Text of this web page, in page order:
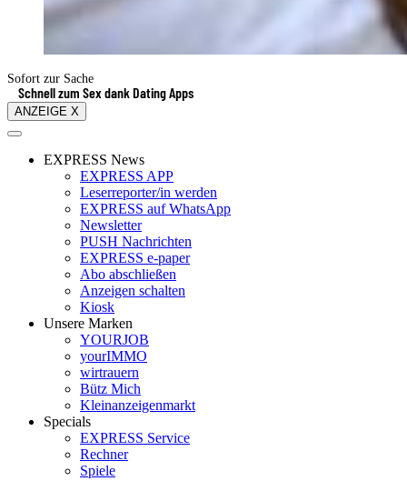
Sofort zur Sache
Schnell zum Sex dank Dating Apps
ANZEIGE X
EXPRESS News
EXPRESS APP
Leserreporter/in werden
EXPRESS auf WhatsApp
Newsletter
PUSH Nachrichten
EXPRESS e-paper
Abo abschließen
Anzeigen schalten
Kiosk
Unsere Marken
YOURJOB
yourIMMO
wirtrauern
Bütz Mich
Kleinanzeigenmarkt
Specials
EXPRESS Service
Rechner
Spiele